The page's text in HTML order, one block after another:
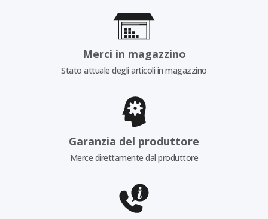
Merci in magazzino
Stato attuale degli articoli in magazzino
Garanzia del produttore
Merce direttamente dal produttore